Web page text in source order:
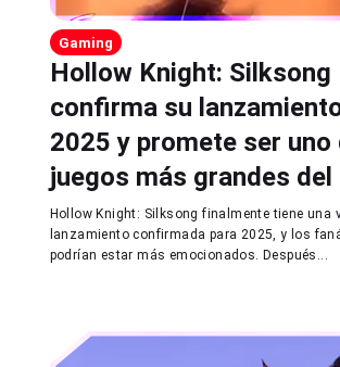
Gaming
Hollow Knight: Silksong
confirma su
2025 y promete ser uno
juegos más grandes del
Hollow Knight: Silksong finalmente tiene una
lanzamiento confirmada para 2025, y los
podrían estar más emocionados. Después...